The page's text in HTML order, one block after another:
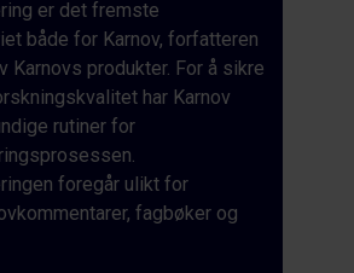
er det fremste
både for Karnov, forfatteren
Karnovs produkter. For å sikre
har Karnov
rutiner for
foregår ulikt for
fagbøker og